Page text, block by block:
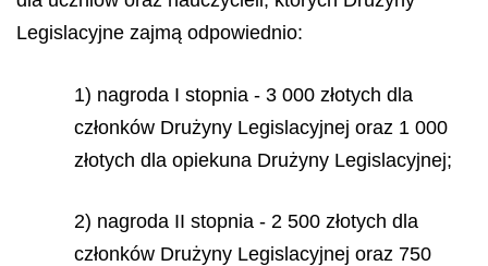
Legislacyjne zajmą odpowiednio:
1) nagroda I stopnia - 3 000 złotych dla
członków Drużyny Legislacyjnej oraz 1 000
złotych dla opiekuna Drużyny Legislacyjnej;
2) nagroda II stopnia - 2 500 złotych dla
członków Drużyny Legislacyjnej oraz 750